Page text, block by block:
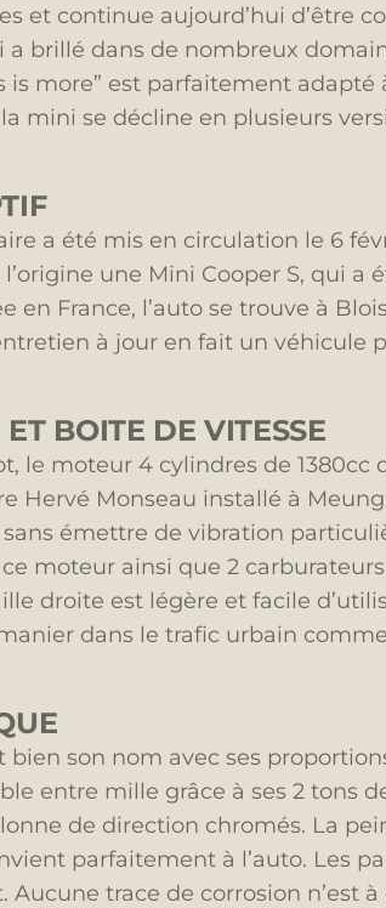
et continue aujourd’hui d’être
a brillé dans de nombreux
is more” est parfaitement
mini se décline en plusieurs
a été mis en circulation le 6
l’origine une Mini Cooper S, qui
en France, l’auto se trouve à
à jour en fait un véhicule
BOITE DE VITESSE
le moteur 4 cylindres de
Hervé Monseau installé à
émettre de vibration
moteur ainsi que 2
droite est légère et facile
dans le trafic urbain
bien son nom avec ses
entre mille grâce à ses 2 tons
de direction chromés. La
parfaitement à l’auto. Les
Aucune trace de corrosion n’est à